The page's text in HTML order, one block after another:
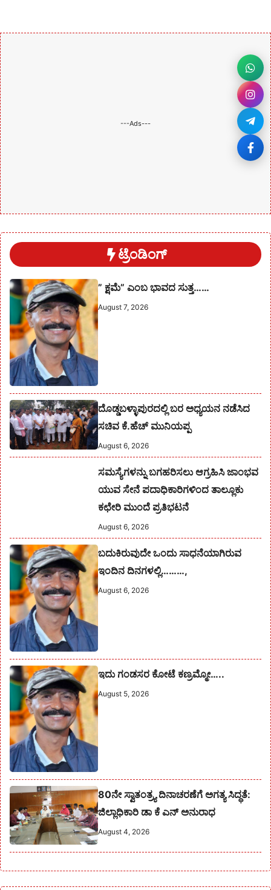
---Ads---
ಟ್ರೆಂಡಿಂಗ್
” ಕ್ಷಮೆ” ಎಂಬ ಭಾವದ ಸುತ್ತ……
August 7, 2026
ದೊಡ್ಡಬಳ್ಳಾಪುರದಲ್ಲಿ ಬರ ಅಧ್ಯಯನ ನಡೆಸಿದ
ಸಚಿವ ಕೆ.ಹೆಚ್ ಮುನಿಯಪ್ಪ
August 6, 2026
ಸಮಸ್ಯೆಗಳನ್ನು ಬಗಹರಿಸಲು ಆಗ್ರಹಿಸಿ ಜಾಂಭವ
ಯುವ ಸೇನೆ ಪದಾಧಿಕಾರಿಗಳಿಂದ ತಾಲ್ಲೂಕು
ಕಛೇರಿ ಮುಂದೆ ಪ್ರತಿಭಟನೆ
August 6, 2026
ಬದುಕಿರುವುದೇ ಒಂದು ಸಾಧನೆಯಾಗಿರುವ
ಇಂದಿನ ದಿನಗಳಲ್ಲಿ………,
August 6, 2026
ಇದು ಗಂಡಸರ ಕೋಟೆ ಕಣ್ರಮ್ಮೋ…..
August 5, 2026
80ನೇ ಸ್ವಾತಂತ್ರ್ಯ ದಿನಾಚರಣೆಗೆ ಅಗತ್ಯ ಸಿದ್ಧತೆ:
ಜಿಲ್ಲಾಧಿಕಾರಿ ಡಾ ಕೆ ಎನ್ ಅನುರಾಧ
August 4, 2026